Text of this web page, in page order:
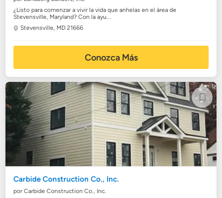
¿Listo para comenzar a vivir la vida que anhelas en el área de
Stevensville, Maryland? Con la ayu...
Stevensville, MD 21666
Conozca Más
Carbide Construction Co., Inc.
por Carbide Construction Co., Inc.